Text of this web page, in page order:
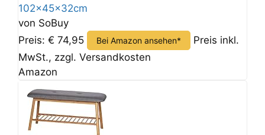
102x45x32cm
von SoBuy
Preis: € 74,95
Bei Amazon ansehen*
Preis inkl.
MwSt., zzgl. Versandkosten
Amazon